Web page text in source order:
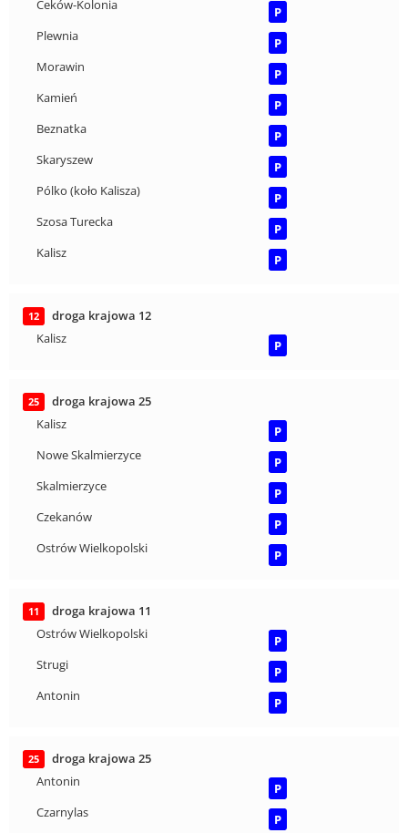
Ceków-Kolonia
P
Plewnia
P
Morawin
P
Kamień
P
Beznatka
P
Skaryszew
P
Pólko (koło Kalisza)
P
Szosa Turecka
P
Kalisz
P
12
droga krajowa 12
Kalisz
P
25
droga krajowa 25
Kalisz
P
Nowe Skalmierzyce
P
Skalmierzyce
P
Czekanów
P
Ostrów Wielkopolski
P
11
droga krajowa 11
Ostrów Wielkopolski
P
Strugi
P
Antonin
P
25
droga krajowa 25
Antonin
P
Czarnylas
P